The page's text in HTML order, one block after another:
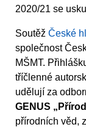
2020/21 se
Soutěž České
společnost
MŠMT.
tříčlenné
udělují za
GENUS
přírodních věd,